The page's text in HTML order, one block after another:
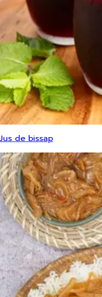
Jus de bissap